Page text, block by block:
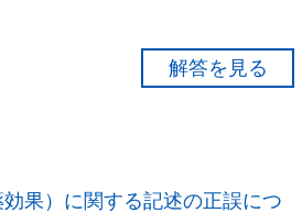
ている。
果）に関する記述の正誤につ